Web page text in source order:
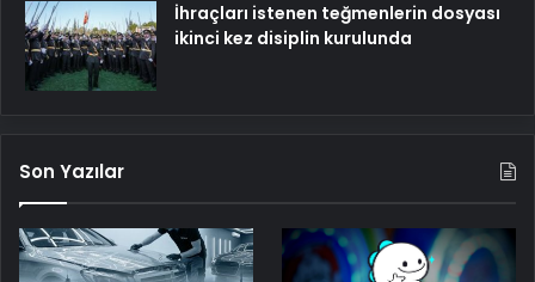
İhraçları istenen teğmenlerin dosyası
ikinci kez disiplin kurulunda
Son Yazılar